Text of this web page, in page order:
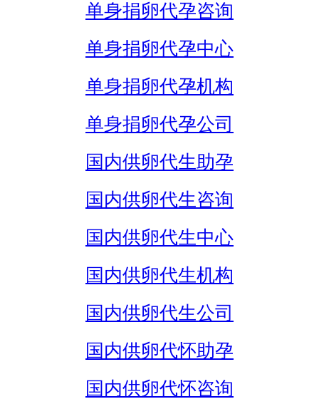
单身捐卵代孕咨询
单身捐卵代孕中心
单身捐卵代孕机构
单身捐卵代孕公司
国内供卵代生助孕
国内供卵代生咨询
国内供卵代生中心
国内供卵代生机构
国内供卵代生公司
国内供卵代怀助孕
国内供卵代怀咨询